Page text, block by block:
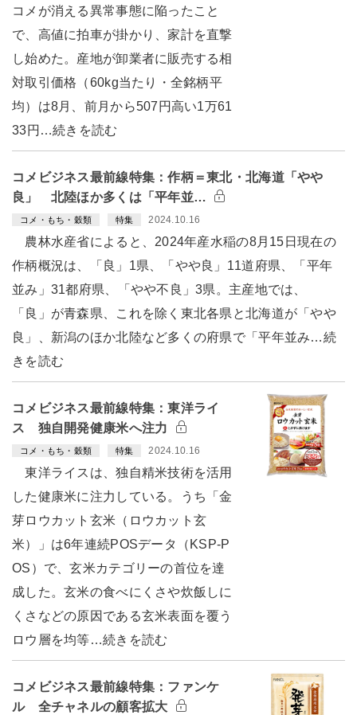
コメが消える異常事態に陥ったこと
で、高値に拍車が掛かり、家計を直撃
し始めた。産地が卸業者に販売する相
対取引価格（60kg当たり・全銘柄平
均）は8月、前月から507円高い1万61
33円…続きを読む
コメビジネス最前線特集：作柄＝東北・北海道「やや
良」 北陸ほか多くは「平年並…
コメ・もち・穀類 特集 2024.10.16
農林水産省によると、2024年産水稲の8月15日現在の
作柄概況は、「良」1県、「やや良」11道府県、「平年
並み」31都府県、「やや不良」3県。主産地では、
「良」が青森県、これを除く東北各県と北海道が「やや
良」、新潟のほか北陸など多くの府県で「平年並み…続
きを読む
コメビジネス最前線特集：東洋ライ
ス 独自開発健康米へ注力
コメ・もち・穀類 特集 2024.10.16
東洋ライスは、独自精米技術を活用
した健康米に注力している。うち「金
芽ロウカット玄米（ロウカット玄
米）」は6年連続POSデータ（KSP-P
OS）で、玄米カテゴリーの首位を達
成した。玄米の食べにくさや炊飯しに
くさなどの原因である玄米表面を覆う
ロウ層を均等…続きを読む
コメビジネス最前線特集：ファンケ
ル 全チャネルの顧客拡大